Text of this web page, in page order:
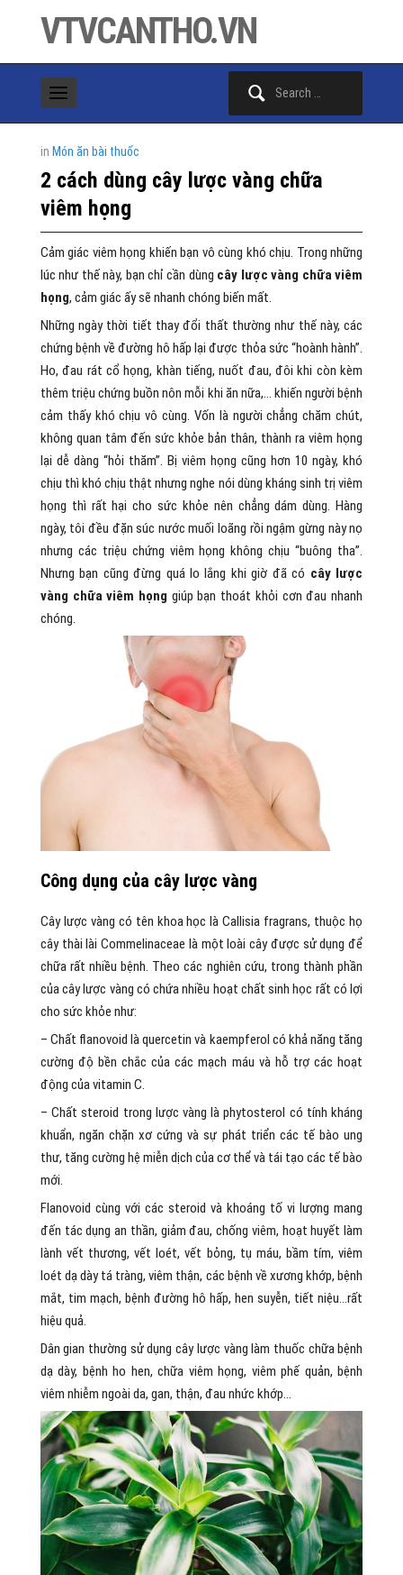
VTVCANTHO.VN
in Món ăn bài thuốc
2 cách dùng cây lược vàng chữa
viêm họng
Cảm giác viêm họng khiến bạn vô cùng khó chịu. Trong những
lúc như thế này, bạn chỉ cần dùng cây lược vàng chữa viêm
họng, cảm giác ấy sẽ nhanh chóng biến mất.
Những ngày thời tiết thay đổi thất thường như thế này, các
chứng bệnh về đường hô hấp lại được thỏa sức “hoành hành”.
Ho, đau rát cổ họng, khàn tiếng, nuốt đau, đôi khi còn kèm
thêm triệu chứng buồn nôn mỗi khi ăn nữa,… khiến người bệnh
cảm thấy khó chịu vô cùng. Vốn là người chẳng chăm chút,
không quan tâm đến sức khỏe bản thân, thành ra viêm họng
lại dễ dàng “hỏi thăm”. Bị viêm họng cũng hơn 10 ngày, khó
chịu thì khó chịu thật nhưng nghe nói dùng kháng sinh trị viêm
họng thì rất hại cho sức khỏe nên chẳng dám dùng. Hàng
ngày, tôi đều đặn súc nước muối loãng rồi ngậm gừng này nọ
nhưng các triệu chứng viêm họng không chịu “buông tha”.
Nhưng bạn cũng đừng quá lo lắng khi giờ đã có cây lược
vàng chữa viêm họng giúp bạn thoát khỏi cơn đau nhanh
chóng.
Công dụng của cây lược vàng
Cây lược vàng có tên khoa học là Callisia fragrans, thuộc họ
cây thài lài Commelinaceae là một loài cây được sử dụng để
chữa rất nhiều bệnh. Theo các nghiên cứu, trong thành phần
của cây lược vàng có chứa nhiều hoạt chất sinh học rất có lợi
cho sức khỏe như:
– Chất flanovoid là quercetin và kaempferol có khả năng tăng
cường độ bền chắc của các mạch máu và hỗ trợ các hoạt
động của vitamin C.
– Chất steroid trong lược vàng là phytosterol có tính kháng
khuẩn, ngăn chặn xơ cứng và sự phát triển các tế bào ung
thư, tăng cường hệ miễn dịch của cơ thể và tái tạo các tế bào
mới.
Flanovoid cùng với các steroid và khoáng tố vi lượng mang
đến tác dụng an thần, giảm đau, chống viêm, hoạt huyết làm
lành vết thương, vết loét, vết bỏng, tụ máu, bầm tím, viêm
loét dạ dày tá tràng, viêm thận, các bệnh về xương khớp, bệnh
mắt, tim mạch, bệnh đường hô hấp, hen suyễn, tiết niệu…rất
hiệu quả.
Dân gian thường sử dụng cây lược vàng làm thuốc chữa bệnh
dạ dày, bệnh ho hen, chữa viêm họng, viêm phế quản, bệnh
viêm nhiễm ngoài da, gan, thận, đau nhức khớp…